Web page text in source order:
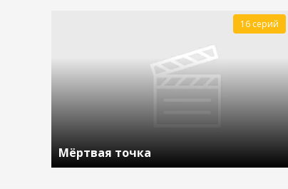
Мёртвая точка
16 серий